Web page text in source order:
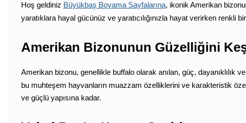
Hoş geldiniz Büyükbaş Boyama Sayfalarına, ikonik Amerikan
yaratıklara hayal gücünüz ve yaratıcılığınızla hayat verirken renkli
Amerikan Bizonunun Güzelliğini
Amerikan bizonu, genellikle buffalo olarak anılan, güç, dayanıklılık
bu muhteşem hayvanların muazzam özelliklerini ve karakteristik
ve güçlü yapısına kadar.